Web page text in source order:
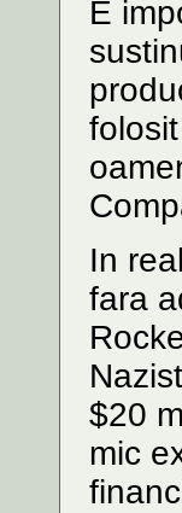
E
In
fara
$20
mic